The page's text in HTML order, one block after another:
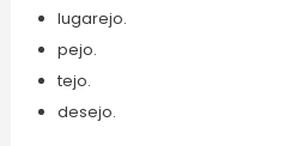
lugarejo.
pejo.
tejo.
desejo.